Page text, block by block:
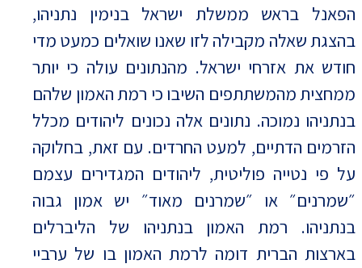
הפאנל בראש ממשלת ישראל בנימין נתניהו,
בהצגת שאלה מקבילה לזו שאנו שואלים כמעט מדי
חודש את אזרחי ישראל. מהנתונים עולה כי יותר
ממחצית מהמשתתפים השיבו כי רמת האמון שלהם
בנתניהו נמוכה. נתונים אלה נכונים ליהודים מכלל
הזרמים הדתיים, למעט החרדים. עם זאת, בחלוקה
על פי נטייה פוליטית, ליהודים המגדירים עצמם
״שמרנים״ או ״שמרנים מאוד״ יש אמון גבוה
בנתניהו. רמת האמון בנתניהו של הליברלים
בארצות הברית דומה לרמת האמון בו של ערביי